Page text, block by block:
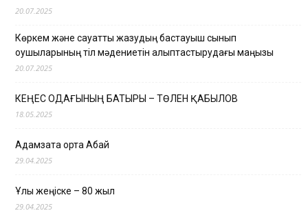
20.07.2025
Көркем және сауатты жазудың бастауыш сынып
оқушыларының тіл мәдениетін қалыптастырудағы маңызы
20.07.2025
КЕҢЕС ОДАҒЫНЫҢ БАТЫРЫ – ТӨЛЕН ҚАБЫЛОВ
18.05.2025
Адамзатқа ортақ Абай
29.04.2025
Ұлы жеңіске – 80 жыл
29.04.2025